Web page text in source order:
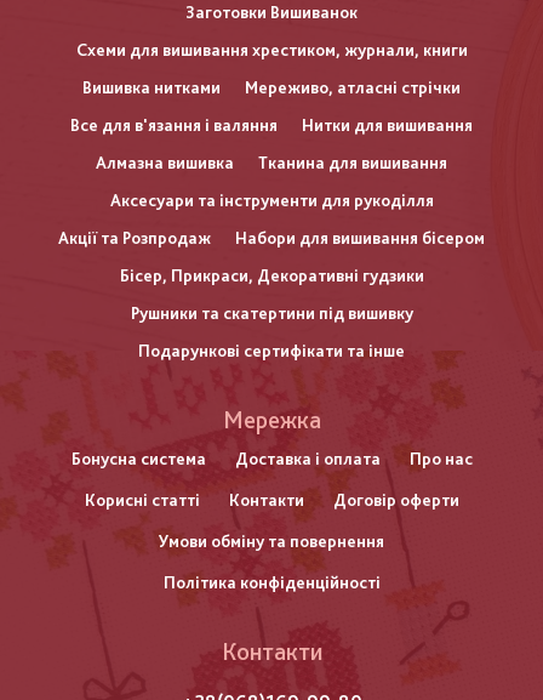
Заготовки Вишиванок
Схеми для вишивання хрестиком, журнали, книги
Вишивка нитками
Мереживо, атласні стрічки
Все для в'язання і валяння
Нитки для вишивання
Алмазна вишивка
Тканина для вишивання
Аксесуари та інструменти для рукоділля
Акції та Розпродаж
Набори для вишивання бісером
Бісер, Прикраси, Декоративні гудзики
Рушники та скатертини під вишивку
Подарункові сертифікати та інше
нижнього
колонтитулу
Мережка
Бонусна система Доставка і оплата Про нас
Корисні статті Контакти Договір оферти
Умови обміну та повернення
Політика конфіденційності
Контакти